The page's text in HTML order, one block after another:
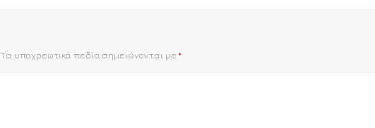
Τα υποχρεωτικά πεδία σημειώνονται με *